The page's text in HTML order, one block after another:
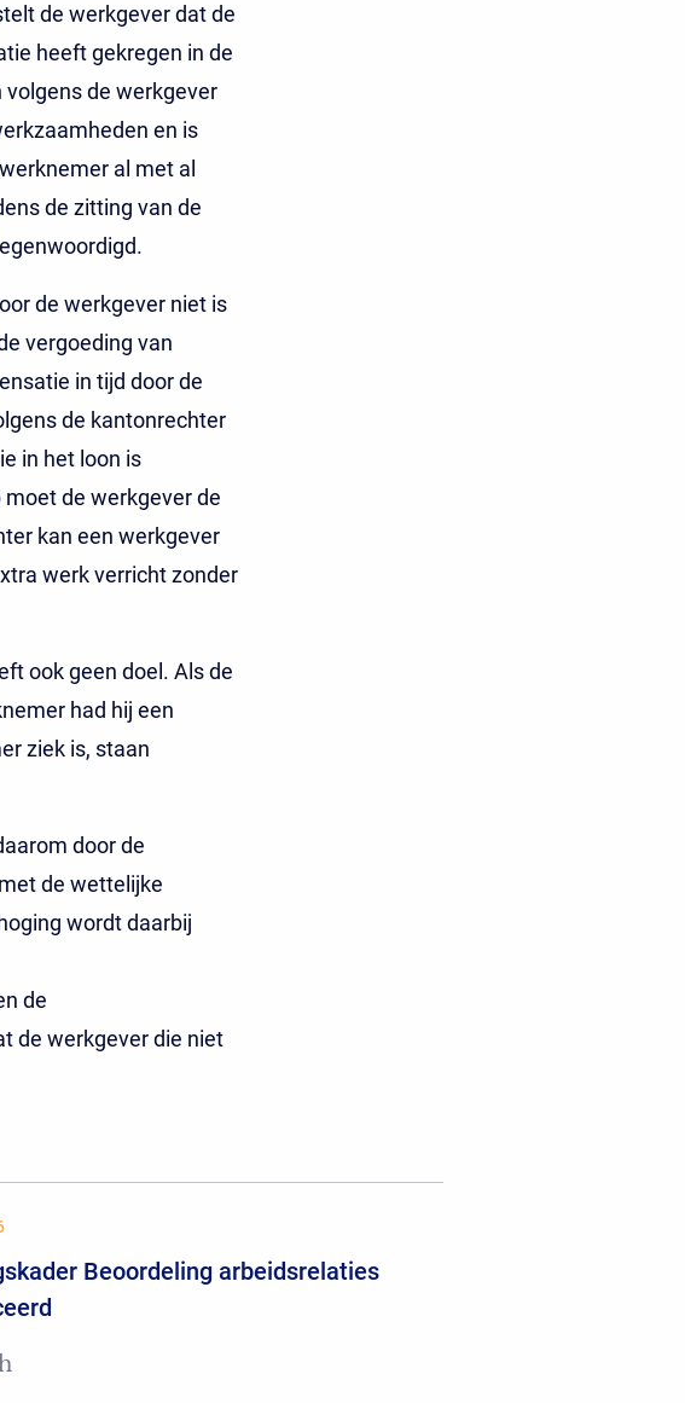
de werkgever dat de
heeft gekregen in de
de werkgever
en is
al met al
de zitting van de
de werkgever niet is
vergoeding van
in tijd door de
de kantonrechter
in het loon is
de werkgever de
kan een werkgever
werk verricht zonder
ook geen doel. Als de
had hij een
ziek is, staan
door de
de wettelijke
wordt daarbij
de
de werkgever die niet
Beoordeling arbeidsrelaties